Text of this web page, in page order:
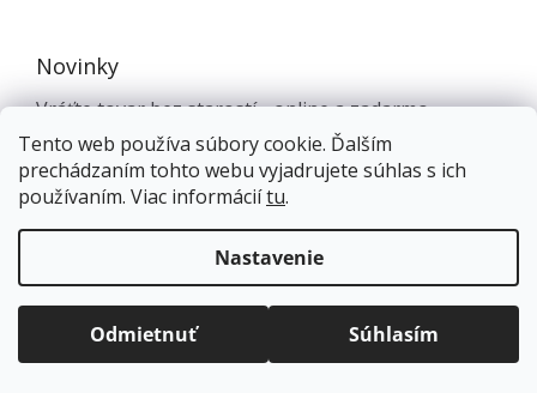
Tento web používa súbory cookie. Ďalším
prechádzaním tohto webu vyjadrujete súhlas s ich
používaním. Viac informáciítu.
Nastavenie
Odmietnuť Súhlasím
Doprava zadarmopre balíkové zásielky v hodnote
nad120 EUR*.
Balíky zasielame už od4 EUR.
ZRÝCHĽUJEME.
Novinky
Vráťte tovar bez starostí - online a zadarmo
Rozšírenie ponuky e-shopu
Zrýchľujeme
FAQ - najčastejšie otázky
Technické informácie a Montážne návody
KATEGÓRIE PRODUKTOV